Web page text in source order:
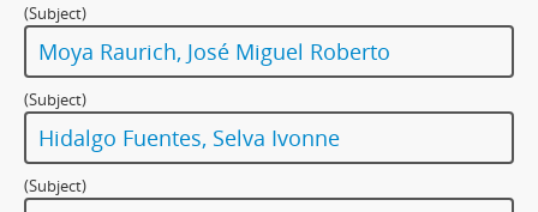
(Subject)
Moya Raurich, José Miguel Roberto
(Subject)
Hidalgo Fuentes, Selva Ivonne
(Subject)